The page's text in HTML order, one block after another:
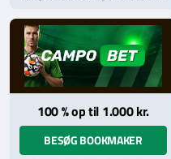
hjælpelinje påStopSpillet.dk
Læs vilkår og betingelserher
100 % op til 1.000 kr.
BESØG BOOKMAKER